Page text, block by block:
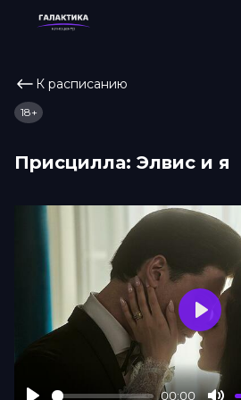
К расписанию
Присцилла: Элвис и я
18+
00:00
Play